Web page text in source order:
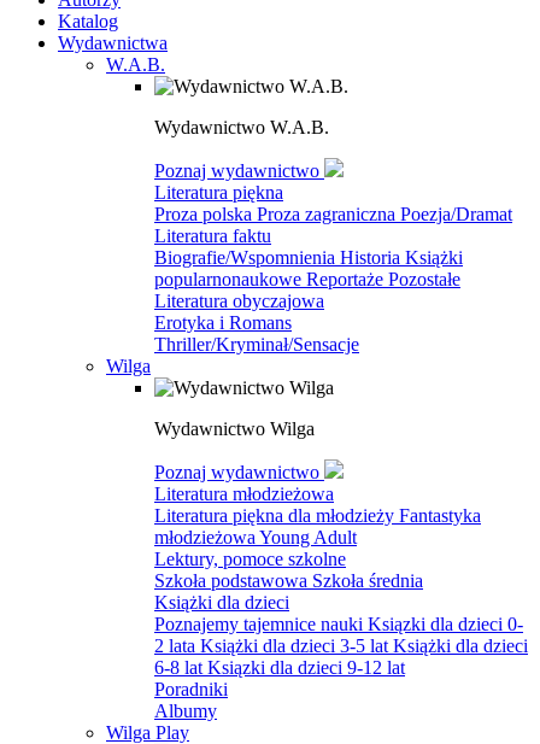
Katalog
Wydawnictwa
W.A.B.
Wydawnictwo W.A.B.
Poznaj wydawnictwo
Literatura piękna
Proza polska Proza zagraniczna Poezja/Dramat
Literatura faktu
Biografie/Wspomnienia Historia Książki
popularnonaukowe Reportaże Pozostałe
Literatura obyczajowa
Erotyka i Romans
Thriller/Kryminał/Sensacje
Wilga
Wydawnictwo Wilga
Poznaj wydawnictwo
Literatura młodzieżowa
Literatura piękna dla młodzieży Fantastyka
młodzieżowa Young Adult
Lektury, pomoce szkolne
Szkoła podstawowa Szkoła średnia
Książki dla dzieci
Poznajemy tajemnice nauki Ksiązki dla dzieci 0-
2 lata Książki dla dzieci 3-5 lat Książki dla dzieci
6-8 lat Ksiązki dla dzieci 9-12 lat
Poradniki
Albumy
Wilga Play